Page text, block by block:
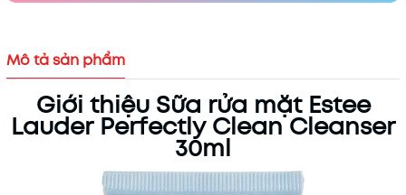
Mô tả sản phẩm
Giới thiệu Sữa rửa mặt Estee
Lauder Perfectly Clean Cleanser
30ml